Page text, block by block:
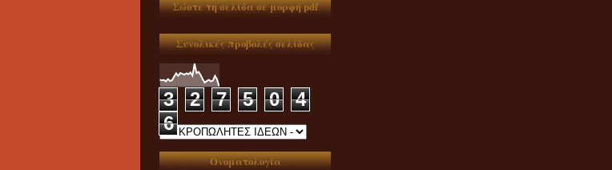
Σώστε τη σελίδα σε μορφή pdf
Συνολικές προβολές σελίδας
3 2 7 5 0
4
6
Ονοματολογία